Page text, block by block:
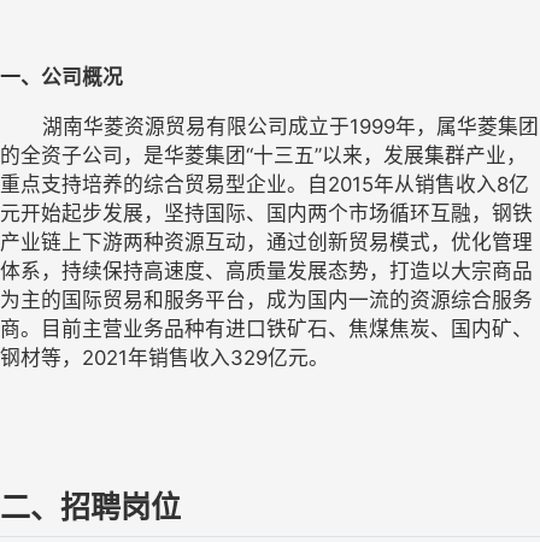
一、公司概况
的全资子公司，是华菱集团“十三五”以来，发展集群产业，
重点支持培养的综合贸易型企业。自2015年从销售收入8亿
元开始起步发展，坚持国际、国内两个市场循环互融，钢铁
产业链上下游两种资源互动，通过创新贸易模式，优化管理
体系，持续保持高速度、高质量发展态势， 打造以大宗商品
为主的国际贸易和服务平台，成为国内一流的资源综合服务
商。目前主营业务品种有进口铁矿石、焦煤焦炭、国内矿、
钢材等，2021年销售收入329亿元。
二、招聘岗位